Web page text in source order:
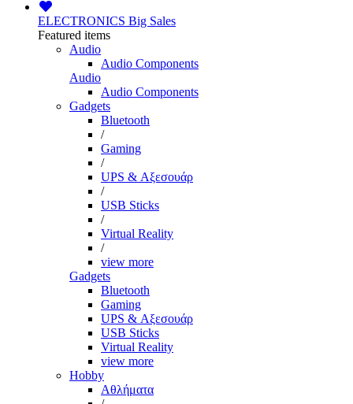
ELECTRONICS Big Sales
Featured items
Audio
Audio Components
Audio
Audio Components
Gadgets
Bluetooth
/
Gaming
/
UPS & Αξεσουάρ
/
USB Sticks
/
Virtual Reality
/
view more
Gadgets
Bluetooth
Gaming
UPS & Αξεσουάρ
USB Sticks
Virtual Reality
view more
Hobby
Αθλήματα